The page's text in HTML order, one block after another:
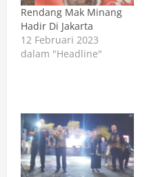
Rendang Mak Minang
Hadir Di Jakarta
12 Februari 2023
dalam "Headline"